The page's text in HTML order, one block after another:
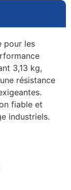
pour les
3,13 kg,
résistance
fiable et
industriels.